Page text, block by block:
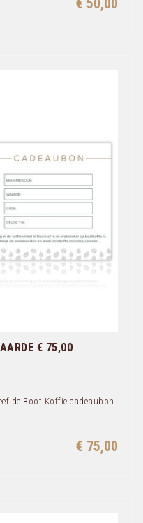
€ 75,00
de Boot Koffie cadeaubon.
€ 75,00